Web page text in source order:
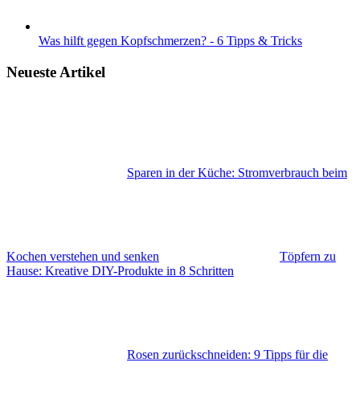
Was hilft gegen Kopfschmerzen? - 6 Tipps & Tricks
Neueste Artikel
Sparen in der Küche: Stromverbrauch beim
Kochen verstehen und senken
Töpfern zu
Hause: Kreative DIY-Produkte in 8 Schritten
Rosen zurückschneiden: 9 Tipps für die